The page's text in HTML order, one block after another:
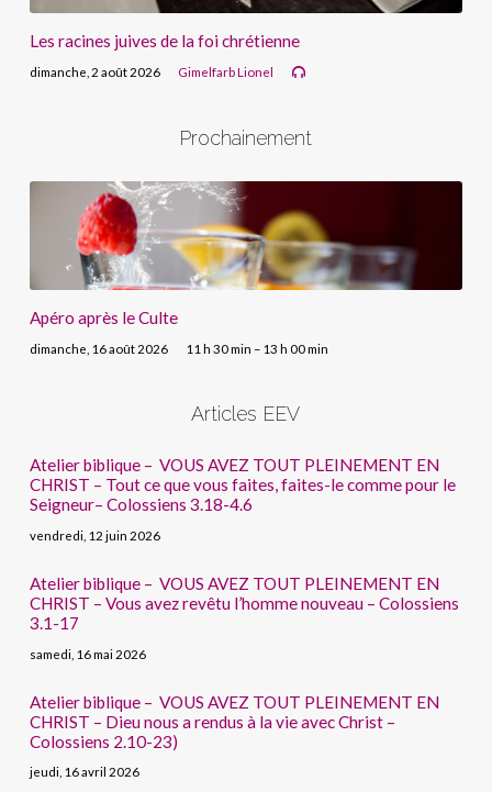
Les racines juives de la foi chrétienne
dimanche, 2 août 2026 Gimelfarb Lionel
Prochainement
Apéro après le Culte
dimanche, 16 août 2026 11 h 30 min – 13 h 00 min
Articles EEV
Atelier biblique – VOUS AVEZ TOUT PLEINEMENT EN
CHRIST – Tout ce que vous faites, faites-le comme pour le
Seigneur– Colossiens 3.18-4.6
vendredi, 12 juin 2026
Atelier biblique – VOUS AVEZ TOUT PLEINEMENT EN
CHRIST – Vous avez revêtu l’homme nouveau – Colossiens
3.1-17
samedi, 16 mai 2026
Atelier biblique – VOUS AVEZ TOUT PLEINEMENT EN
CHRIST – Dieu nous a rendus à la vie avec Christ –
Colossiens 2.10-23)
jeudi, 16 avril 2026